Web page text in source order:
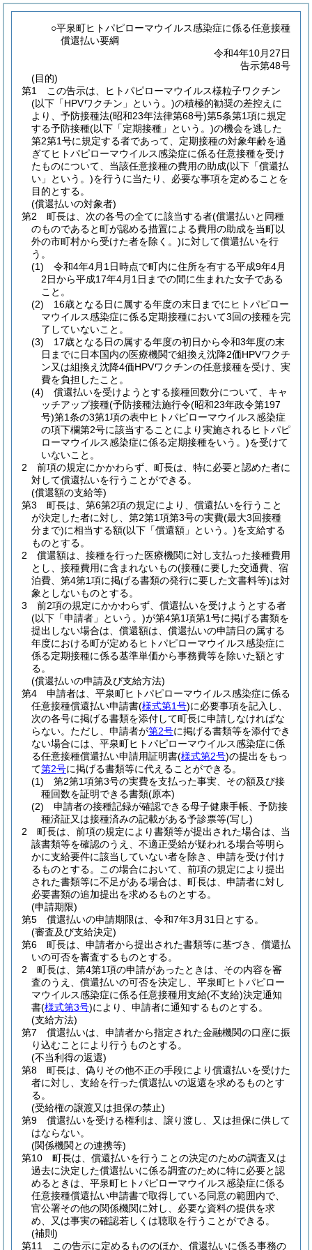
○平泉町ヒトパピローマウイルス感染症に係る任意接種
償還払い要綱
令和4年10月27日
告示第48号
(目的)
第1 この告示は、ヒトパピローマウイルス様粒子ワクチン
(以下「HPVワクチン」という。)の積極的勧奨の差控えに
より、予防接種法(昭和23年法律第68号)第5条第1項に規定
する予防接種(以下「定期接種」という。)の機会を逃した
第2第1号に規定する者であって、定期接種の対象年齢を過
ぎてヒトパピローマウイルス感染症に係る任意接種を受け
たものについて、当該任意接種の費用の助成(以下「償還払
い」という。)を行うに当たり、必要な事項を定めることを
目的とする。
(償還払いの対象者)
第2 町長は、次の各号の全てに該当する者(償還払いと同種
のものであると町が認める措置による費用の助成を当町以
外の市町村から受けた者を除く。)に対して償還払いを行
う。
(1) 令和4年4月1日時点で町内に住所を有する平成9年4月
2日から平成17年4月1日までの間に生まれた女子である
こと。
(2) 16歳となる日に属する年度の末日までにヒトパピロー
マウイルス感染症に係る定期接種において3回の接種を完
了していないこと。
(3) 17歳となる日の属する年度の初日から令和3年度の末
日までに日本国内の医療機関で組換え沈降2価HPVワクチ
ン又は組換え沈降4価HPVワクチンの任意接種を受け、実
費を負担したこと。
(4) 償還払いを受けようとする接種回数分について、キャ
ッチアップ接種(予防接種法施行令(昭和23年政令第197
号)第1条の3第1項の表中ヒトパピローマウイルス感染症
の項下欄第2号に該当することにより実施されるヒトパピ
ローマウイルス感染症に係る定期接種をいう。)を受けて
いないこと。
2 前項の規定にかかわらず、町長は、特に必要と認めた者に
対して償還払いを行うことができる。
(償還額の支給等)
第3 町長は、第6第2項の規定により、償還払いを行うこと
が決定した者に対し、第2第1項第3号の実費(最大3回接種
分まで)に相当する額(以下「償還額」という。)を支給する
ものとする。
2 償還額は、接種を行った医療機関に対し支払った接種費用
とし、接種費用に含まれないもの(接種に要した交通費、宿
泊費、第4第1項に掲げる書類の発行に要した文書料等)は対
象としないものとする。
3 前2項の規定にかかわらず、償還払いを受けようとする者
(以下「申請者」という。)が第4第1項第1号に掲げる書類を
提出しない場合は、償還額は、償還払いの申請日の属する
年度における町が定めるヒトパピローマウイルス感染症に
係る定期接種に係る基準単価から事務費等を除いた額とす
る。
(償還払いの申請及び支給方法)
第4 申請者は、平泉町ヒトパピローマウイルス感染症に係る
任意接種償還払い申請書(様式第1号)に必要事項を記入し、
次の各号に掲げる書類を添付して町長に申請しなければな
らない。ただし、申請者が第2号に掲げる書類等を添付でき
ない場合には、平泉町ヒトパピローマウイルス感染症に係
る任意接種償還払い申請用証明書(様式第2号)の提出をもっ
て第2号に掲げる書類等に代えることができる。
(1) 第2第1項第3号の実費を支払った事実、その額及び接
種回数を証明できる書類(原本)
(2) 申請者の接種記録が確認できる母子健康手帳、予防接
種済証又は接種済みの記載がある予診票等(写し)
2 町長は、前項の規定により書類等が提出された場合は、当
該書類等を確認のうえ、不適正受給が疑われる場合等明ら
かに支給要件に該当していない者を除き、申請を受け付け
るものとする。この場合において、前項の規定により提出
された書類等に不足がある場合は、町長は、申請者に対し
必要書類の追加提出を求めるものとする。
(申請期限)
第5 償還払いの申請期限は、令和7年3月31日とする。
(審査及び支給決定)
第6 町長は、申請者から提出された書類等に基づき、償還払
いの可否を審査するものとする。
2 町長は、第4第1項の申請があったときは、その内容を審
査のうえ、償還払いの可否を決定し、平泉町ヒトパピロー
マウイルス感染症に係る任意接種用支給(不支給)決定通知
書(様式第3号)により、申請者に通知するものとする。
(支給方法)
第7 償還払いは、申請者から指定された金融機関の口座に振
り込むことにより行うものとする。
(不当利得の返還)
第8 町長は、偽りその他不正の手段により償還払いを受けた
者に対し、支給を行った償還払いの返還を求めるものとす
る。
(受給権の譲渡又は担保の禁止)
第9 償還払いを受ける権利は、譲り渡し、又は担保に供して
はならない。
(関係機関との連携等)
第10 町長は、償還払いを行うことの決定のための調査又は
過去に決定した償還払いに係る調査のために特に必要と認
めるときは、平泉町ヒトパピローマウイルス感染症に係る
任意接種償還払い申請書で取得している同意の範囲内で、
官公署その他の関係機関に対し、必要な資料の提供を求
め、又は事実の確認若しくは聴取を行うことができる。
(補則)
第11 この告示に定めるもののほか、償還払いに係る事務の